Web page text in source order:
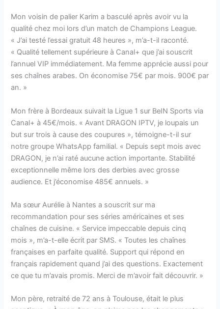
Mon voisin de palier Karim a basculé après avoir vu la
qualité chez moi lors d’un match de Champions League.
« J’ai testé l’essai gratuit 48 heures », m’a-t-il raconté.
« Qualité tellement supérieure à Canal+ que j’ai souscrit
l’annuel VIP immédiatement. Ma femme apprécie aussi pour
ses chaînes arabes. On économise 75€ par mois. 900€ par
an. »
Mon frère à Bordeaux suivait la Ligue 1 sur BeIN Sports via
Canal+ à 45€/mois. « Avant DRAGON IPTV, je loupais un
but sur trois à cause des coupures », témoigne-t-il sur
notre groupe WhatsApp familial. « Depuis sept mois avec
DRAGON, je n’ai raté aucune action importante. Stabilité
exceptionnelle même lors des derbies avec grosse
audience. Et j’économise 485€ annuels. »
Ma sœur Aurélie à Nantes a souscrit sur ma
recommandation pour ses séries américaines et ses
chaînes de cuisine. « Service impeccable depuis cinq
mois », m’a-t-elle écrit par SMS. « Toutes les chaînes
françaises en parfaite qualité. Support qui répond en
français rapidement quand j’ai des questions. Exactement
ce que tu m’avais promis. Merci de m’avoir fait découvrir. »
Mon père, retraité de 72 ans à Toulouse, était le plus